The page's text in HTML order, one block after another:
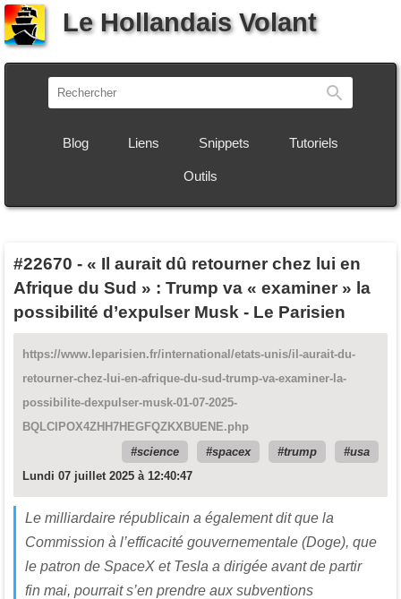
Le Hollandais Volant
Blog Liens Snippets Tutoriels
Outils
#22670 - « Il aurait dû retourner chez lui en
Afrique du Sud » : Trump va « examiner » la
possibilité d’expulser Musk - Le Parisien
https://www.leparisien.fr/international/etats-unis/il-aurait-du-
retourner-chez-lui-en-afrique-du-sud-trump-va-examiner-la-
possibilite-dexpulser-musk-01-07-2025-
BQLCIPOX4ZHH7HEGFQZKXBUENE.php
science
spacex trump
usa
Lundi 07 juillet 2025 à 12:40:47
Le milliardaire républicain a également dit que la
Commission à l’efficacité gouvernementale (Doge), que
le patron de SpaceX et Tesla a dirigée avant de partir
fin mai, pourrait s’en prendre aux subventions